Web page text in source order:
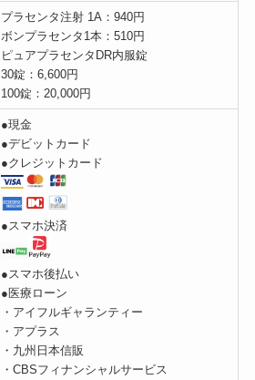
プラセンタ注射 1A：940円
ボンプラセンタ1本：510円
ピュアプラセンタDR内服錠
30錠：6,600円
100錠：20,000円
●現金
●デビットカード
●クレジットカード
●スマホ決済
●スマホ後払い
●医療ローン
・アイフルギャランティー
・アプラス
・九州日本信販
・CBSフィナンシャルサービス